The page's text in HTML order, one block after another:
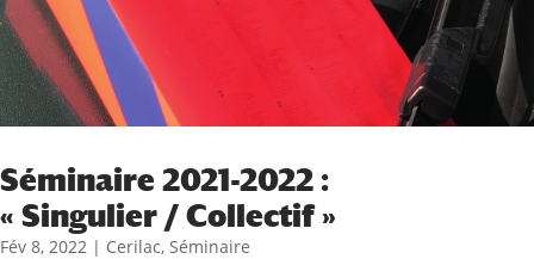
Séminaire 2021-2022 :
« Singulier / Collectif »
Fév 8, 2022 | Cerilac, Séminaire